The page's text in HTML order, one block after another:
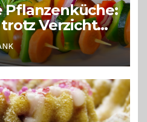
Pflanzenküche:
Verzicht